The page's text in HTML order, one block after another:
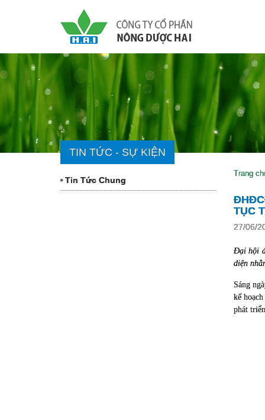
TIN TỨC - SỰ KIỆN
Tin Tức Chung
Trang
TỤC
27/06/
Đại hội
diện
Sáng
kế
phát